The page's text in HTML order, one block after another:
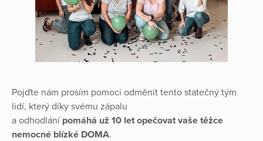
Pojďte nám prosím pomoci odměnit tento statečný tým
lidí, který díky svému zápalu
a odhodlání pomáhá už 10 let opečovat vaše těžce
nemocné blízké DOMA.